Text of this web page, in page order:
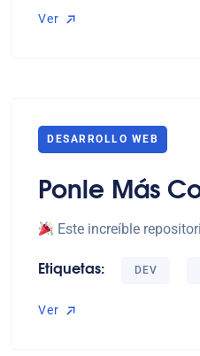
Ver
DESARROLLO WEB
Ponle Más
Este increíble
Etiquetas: DEV
Ver